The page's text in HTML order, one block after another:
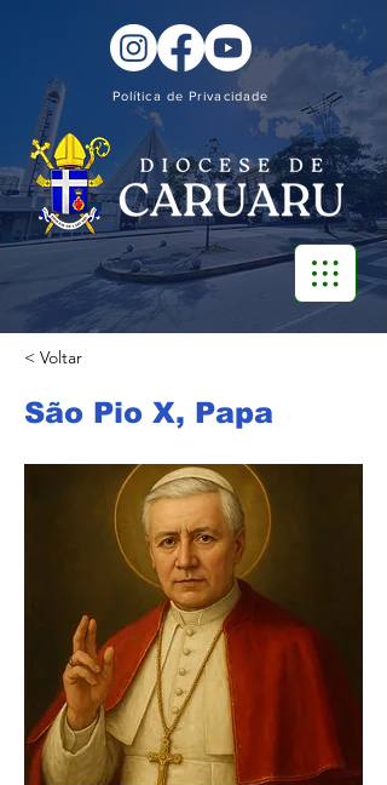
Política de Privacidade
< Voltar
São Pio X, Papa